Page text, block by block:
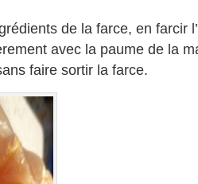
de la farce, en farcir
avec la paume de la
faire sortir la farce.